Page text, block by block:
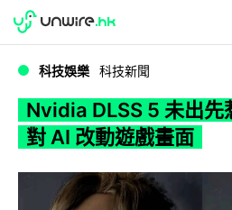
WWDC 2026
科技娛樂 科技新聞
Nvidia DLSS 5 未出先
對 AI 改動遊戲畫面